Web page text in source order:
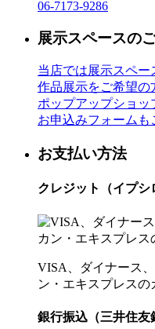
06-7173-9286
展示スペースの
当店では展示スペー
作品展示をご希望の
ポップアップショッ
お申込みフォームも
お支払い方法
クレジット（イプシ
VISA、ダイナース
ン・エキスプレスの
銀行振込（三井住友